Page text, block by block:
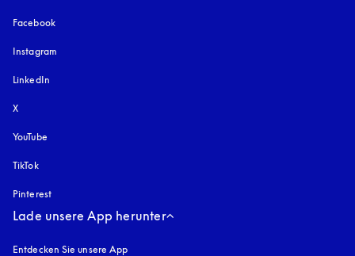
Facebook
Instagram
LinkedIn
X
YouTube
TikTok
Pinterest
Lade unsere App herunter
Entdecken Sie unsere App